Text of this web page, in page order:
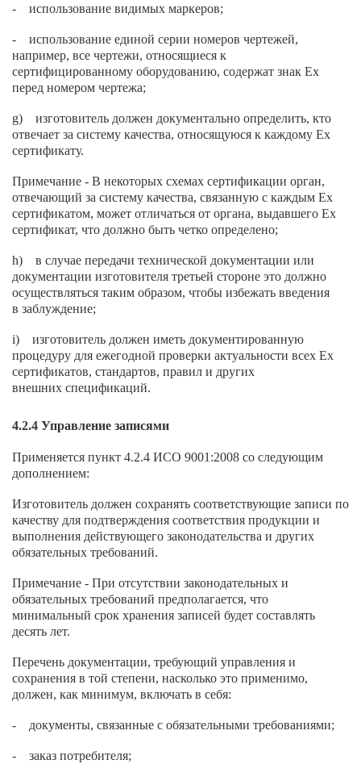
- использование видимых маркеров;
- использование единой серии номеров чертежей,
например, все чертежи, относящиеся к
сертифицированному оборудованию, содержат знак Ех
перед номером чертежа;
g) изготовитель должен документально определить, кто
отвечает за систему качества, относящуюся к каждому Ех
сертификату.
Примечание - В некоторых схемах сертификации орган,
отвечающий за систему качества, связанную с каждым Ех
сертификатом, может отличаться от органа, выдавшего Ех
сертификат, что должно быть четко определено;
h) в случае передачи технической документации или
документации изготовителя третьей стороне это должно
осуществляться таким образом, чтобы избежать введения
в заблуждение;
i) изготовитель должен иметь документированную
процедуру для ежегодной проверки актуальности всех Ех
сертификатов, стандартов, правил и других
внешних спецификаций.
4.2.4 Управление записями
Применяется пункт 4.2.4 ИСО 9001:2008 со следующим
дополнением:
Изготовитель должен сохранять соответствующие записи по
качеству для подтверждения соответствия продукции и
выполнения действующего законодательства и других
обязательных требований.
Примечание - При отсутствии законодательных и
обязательных требований предполагается, что
минимальный срок хранения записей будет составлять
десять лет.
Перечень документации, требующий управления и
сохранения в той степени, насколько это применимо,
должен, как минимум, включать в себя:
- документы, связанные с обязательными требованиями;
- заказ потребителя;